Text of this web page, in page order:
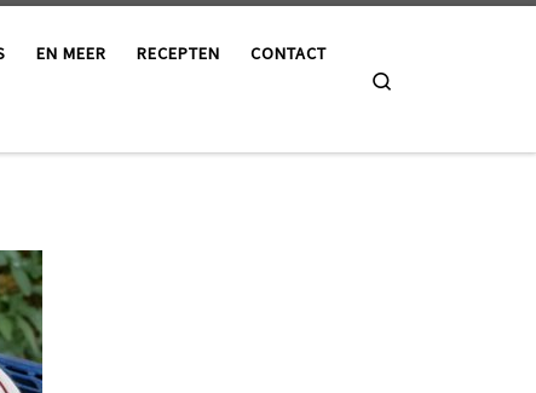
EN MEER RECEPTEN CONTACT